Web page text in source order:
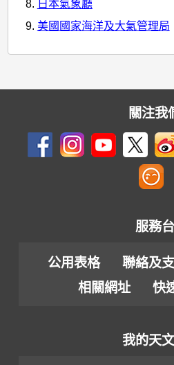
日本氣象廳
美國國家海洋及大氣管理局
關注我
服務台
公用表格 聯絡及
相關網址
快
我的天